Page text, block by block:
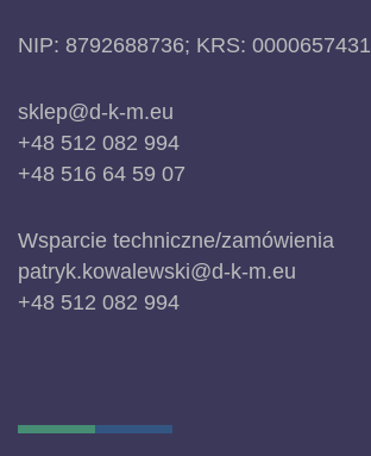
NIP: 8792688736; KRS: 0000657431
sklep@d-k-m.eu
+48 512 082 994
+48 516 64 59 07
Wsparcie techniczne/zamówienia
patryk.kowalewski@d-k-m.eu
+48 512 082 994